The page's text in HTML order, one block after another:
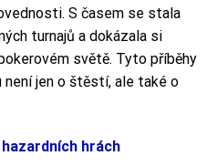
S časem se stala
turnajů a dokázala si
světě. Tyto příběhy
není jen o štěstí, ale také o
hrách